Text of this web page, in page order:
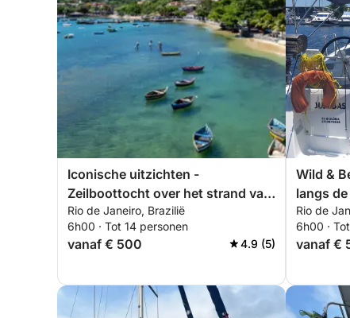
Iconische uitzichten -
Zeilboottocht over het strand van
Copacabana
Rio de Janeiro, Brazilië
6h00 · Tot 14 personen
vanaf € 500 4.9 (5)
Wild &
langs
Rio de
6h00 ·
vanaf €